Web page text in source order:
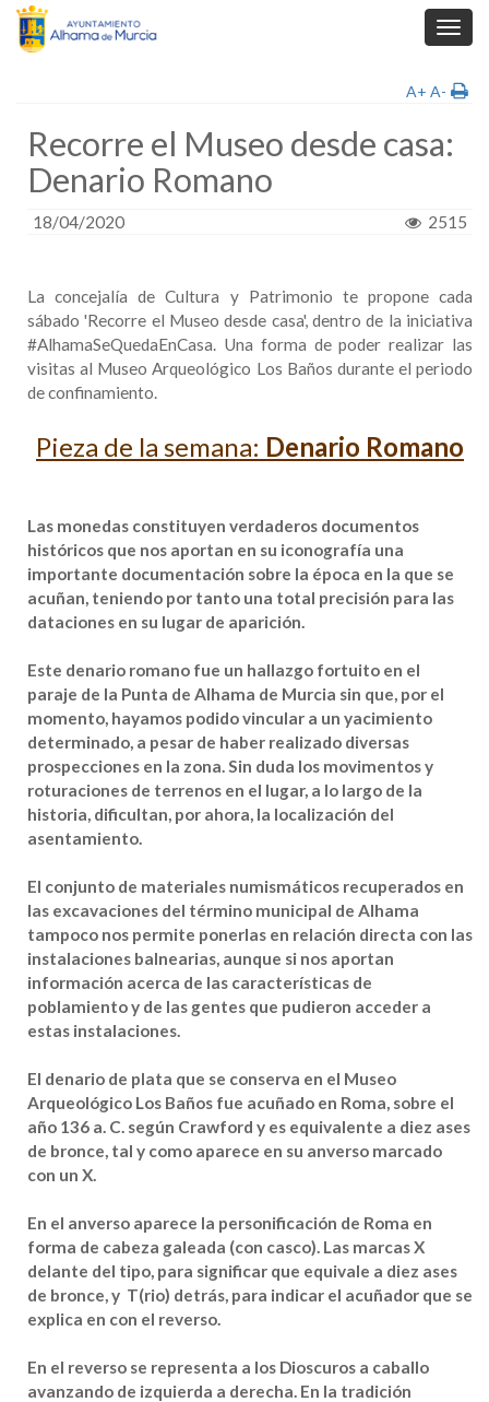
A+ A-
Recorre el Museo desde casa:
Denario Romano
18/04/2020 2515
La concejalía de Cultura y Patrimonio te propone cada
sábado 'Recorre el Museo desde casa', dentro de la iniciativa
#AlhamaSeQuedaEnCasa. Una forma de poder realizar las
visitas al Museo Arqueológico Los Baños durante el periodo
de confinamiento.
Pieza de la semana: Denario Romano
Las monedas constituyen verdaderos documentos
históricos que nos aportan en su iconografía una
importante documentación sobre la época en la que se
acuñan, teniendo por tanto una total precisión para las
dataciones en su lugar de aparición.
Este denario romano fue un hallazgo fortuito en el
paraje de la Punta de Alhama de Murcia sin que, por el
momento, hayamos podido vincular a un yacimiento
determinado, a pesar de haber realizado diversas
prospecciones en la zona. Sin duda los movimentos y
roturaciones de terrenos en el lugar, a lo largo de la
historia, dificultan, por ahora, la localización del
asentamiento.
El conjunto de materiales numismáticos recuperados en
las excavaciones del término municipal de Alhama
tampoco nos permite ponerlas en relación directa con las
instalaciones balnearias, aunque si nos aportan
información acerca de las características de
poblamiento y de las gentes que pudieron acceder a
estas instalaciones.
El denario de plata que se conserva en el Museo
Arqueológico Los Baños fue acuñado en Roma, sobre el
año 136 a. C. según Crawford y es equivalente a diez ases
de bronce, tal y como aparece en su anverso marcado
con un X.
En el anverso aparece la personificación de Roma en
forma de cabeza galeada (con casco). Las marcas X
delante del tipo, para significar que equivale a diez ases
de bronce, y T(rio) detrás, para indicar el acuñador que se
explica en con el reverso.
En el reverso se representa a los Dioscuros a caballo
avanzando de izquierda a derecha. En la tradición